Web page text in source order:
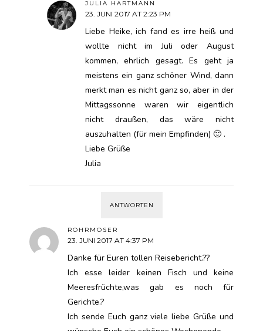
JULIA HARTMANN
23. JUNI 2017 AT 2:23 PM
Liebe Heike, ich fand es irre heiß und
wollte nicht im Juli oder August
kommen, ehrlich gesagt. Es geht ja
meistens ein ganz schöner Wind, dann
merkt man es nicht ganz so, aber in der
Mittagssonne waren wir eigentlich
nicht draußen, das wäre nicht
auszuhalten (für mein Empfinden) 🙂 .
Liebe Grüße
Julia
ANTWORTEN
ROHRMOSER
23. JUNI 2017 AT 4:37 PM
Danke für Euren tollen Reisebericht.??
Ich esse leider keinen Fisch und keine
Meeresfrüchte,was gab es noch für
Gerichte.?
Ich sende Euch ganz viele liebe Grüße und